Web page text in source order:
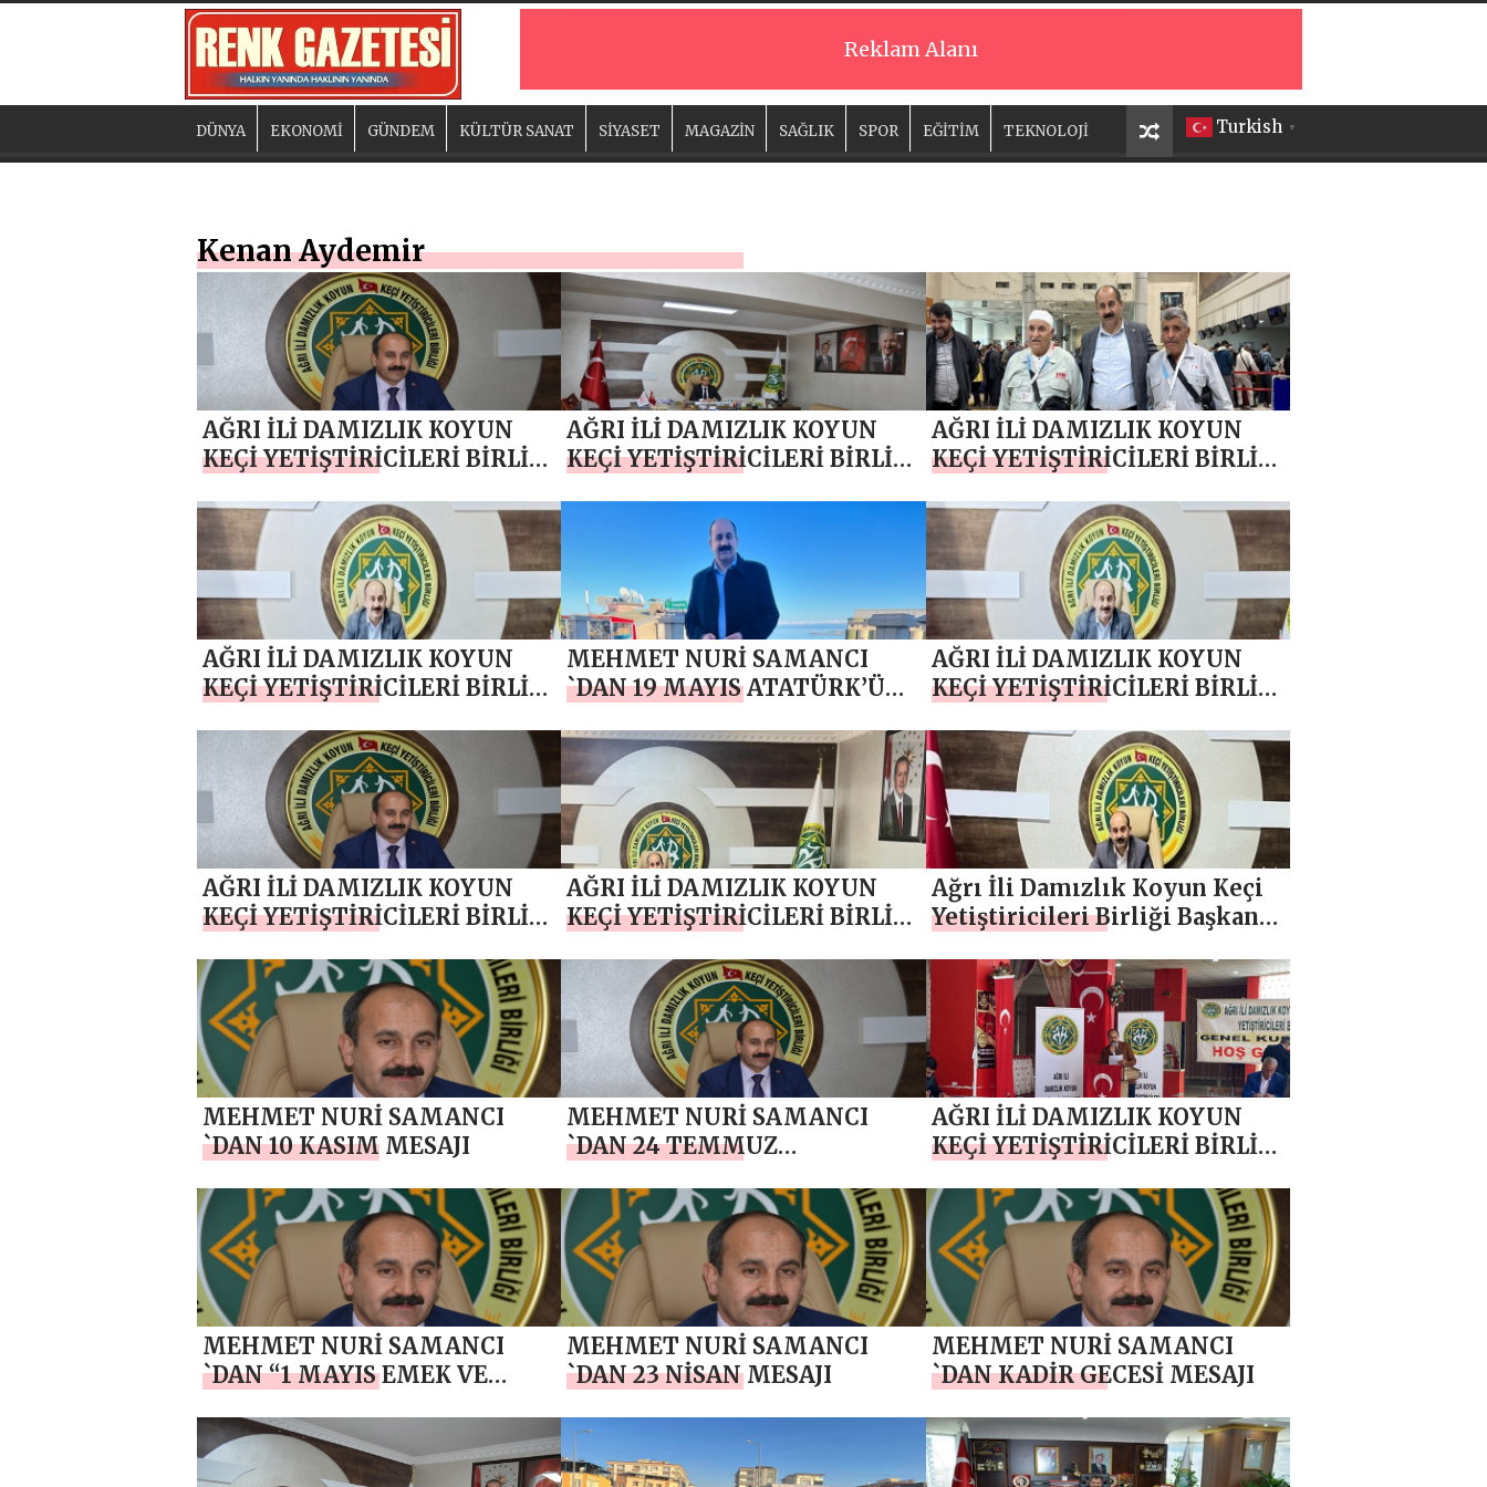
Reklam Alanı
Turkish ▼
DÜNYA EKONOMİ GÜNDEM KÜLTÜR SANAT SİYASET MAGAZİN SAĞLIK SPOR EĞİTİM TEKNOLOJİ
Kenan Aydemir
AĞRI İLİ DAMIZLIK KOYUN
KEÇİ YETİŞTİRİCİLERİ BİRLİĞİ
SAMANCI `DAN 24 TEMMUZ
GAZETECİLER VE BASIN
BAYRAMI MESAJI
AĞRI İLİ DAMIZLIK KOYUN
KEÇİ YETİŞTİRİCİLERİ BİRLİĞİ
SAMANCI `DAN 15 TEMMUZ
DEMOKRASİ VE MİLLİ BİRLİK
GÜNÜ MESAJI
AĞRI İLİ DAMIZLIK KOYUN
KEÇİ YETİŞTİRİCİLERİ BİRLİĞİ
SAMANCI `DAN BABALAR
GÜNÜ MESAJI
AĞRI İLİ DAMIZLIK KOYUN
KEÇİ YETİŞTİRİCİLERİ BİRLİĞİ
SAMANCI `DAN KURBAN
BAYRAMI MESAJI
MEHMET NURİ SAMANCI
`DAN 19 MAYIS ATATÜRK’Ü
BAYRAMI MESAJI
AĞRI İLİ DAMIZLIK KOYUN
KEÇİ YETİŞTİRİCİLERİ BİRLİĞİ
SAMANCI `DAN 1 MAYIS
EMEK VE DAYANIŞMA GÜNÜ
KUTLAMA MESAJI
AĞRI İLİ DAMIZLIK KOYUN
KEÇİ YETİŞTİRİCİLERİ BİRLİĞİ
SAMANCI `DAN 23 NİSAN
MESAJI
AĞRI İLİ DAMIZLIK KOYUN
KEÇİ YETİŞTİRİCİLERİ BİRLİĞİ
SAMANCI `DAN 10 NİSAN
POLİS HAFTASI MESAJI
Ağrı İli Damızlık Koyun Keçi
Yetiştiricileri Birliği Başkanı
Kadir Gecesi Mesajı
MEHMET NURİ SAMANCI
`DAN 10 KASIM MESAJI
MEHMET NURİ SAMANCI
`DAN 24 TEMMUZ
BAYRAMI MESAJI
AĞRI İLİ DAMIZLIK KOYUN
KEÇİ YETİŞTİRİCİLERİ BİRLİĞİ
GENEL KURULU YAPILDI
MEHMET NURİ SAMANCI
`DAN “1 MAYIS EMEK VE
MEHMET NURİ SAMANCI
`DAN 23 NİSAN MESAJI
MEHMET NURİ SAMANCI
`DAN KADİR GECESİ MESAJI